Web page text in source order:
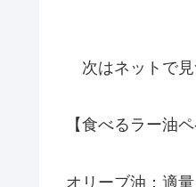
次はネットで
【食べるラー油
オリーブ油：適量